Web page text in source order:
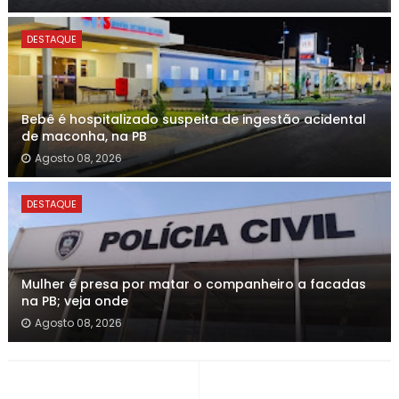
DESTAQUE
Bebê é hospitalizado suspeita de ingestão acidental
de maconha, na PB
Agosto 08, 2026
DESTAQUE
Mulher é presa por matar o companheiro a facadas
na PB; veja onde
Agosto 08, 2026